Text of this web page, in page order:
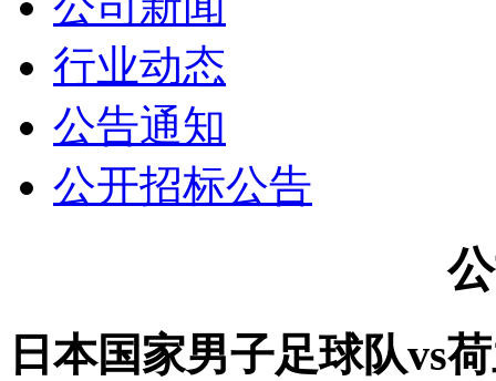
行业动态
公告通知
公开招标公告
日本国家男子足球队vs